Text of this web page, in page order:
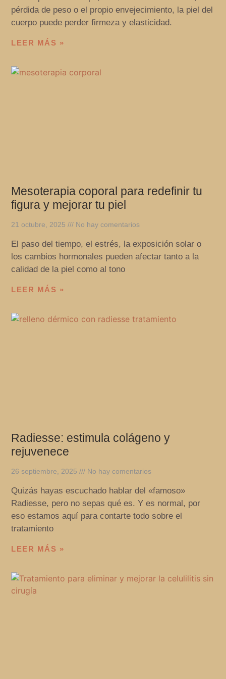
pérdida de peso o el propio envejecimiento, la piel del
cuerpo puede perder firmeza y elasticidad.
LEER MÁS »
Mesoterapia coporal para redefinir tu
figura y mejorar tu piel
21 octubre, 2025 No hay comentarios
El paso del tiempo, el estrés, la exposición solar o
los cambios hormonales pueden afectar tanto a la
calidad de la piel como al tono
LEER MÁS »
Radiesse: estimula colágeno y
rejuvenece
26 septiembre, 2025 No hay comentarios
Quizás hayas escuchado hablar del «famoso»
Radiesse, pero no sepas qué es. Y es normal, por
eso estamos aquí para contarte todo sobre el
tratamiento
LEER MÁS »